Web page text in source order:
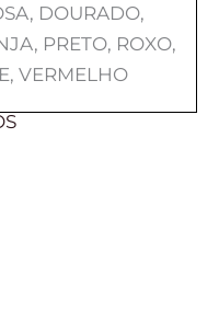
DOURADO,
PRETO, ROXO,
VERMELHO